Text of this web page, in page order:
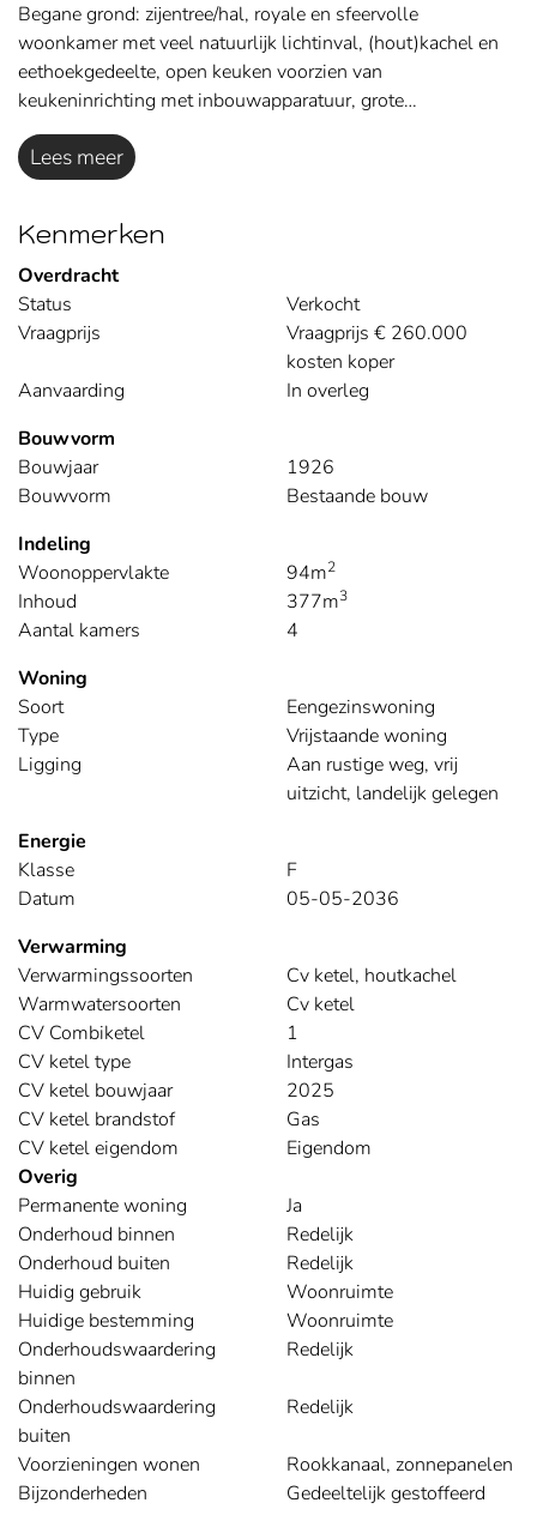
Begane grond: zijentree/hal, royale en sfeervolle
woonkamer met veel natuurlijk lichtinval, (hout)kachel en
eethoekgedeelte, open keuken voorzien van
keukeninrichting met inbouwapparatuur, grote…
Lees meer
Kenmerken
Overdracht
Status
Verkocht
Vraagprijs
Vraagprijs € 260.000
kosten koper
Aanvaarding
In overleg
Bouwvorm
Bouwjaar
1926
Bouwvorm
Bestaande bouw
Indeling
Woonoppervlakte
94m2
Inhoud 377m3
Aantal kamers
4
Woning
Soort
Eengezinswoning
Type
Vrijstaande woning
Ligging
Aan rustige weg, vrij
uitzicht, landelijk gelegen
Energie
Klasse
F
Datum
05-05-2036
Verwarming
Verwarmingssoorten
Cv ketel, houtkachel
Warmwatersoorten
Cv ketel
CV Combiketel
1
CV ketel type
Intergas
CV ketel bouwjaar
2025
CV ketel brandstof
Gas
CV ketel eigendom
Eigendom
Overig
Permanente woning
Ja
Onderhoud binnen
Redelijk
Onderhoud buiten
Redelijk
Huidig gebruik
Woonruimte
Huidige bestemming
Woonruimte
Onderhoudswaardering
binnen
Redelijk
Onderhoudswaardering
buiten
Redelijk
Voorzieningen wonen
Rookkanaal, zonnepanelen
Bijzonderheden
Gedeeltelijk gestoffeerd